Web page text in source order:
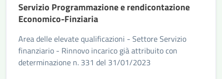
Servizio Programmazione e rendicontazione
Economico-Finziaria
Area delle elevate qualificazioni - Settore Servizio
finanziario - Rinnovo incarico già attribuito con
determinazione n. 331 del 31/01/2023